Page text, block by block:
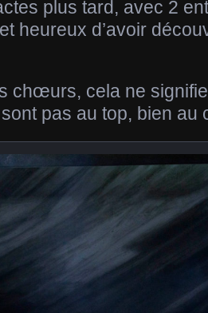
plus tard, avec 2
heureux d’avoir
chœurs, cela ne
pas au top, bien au